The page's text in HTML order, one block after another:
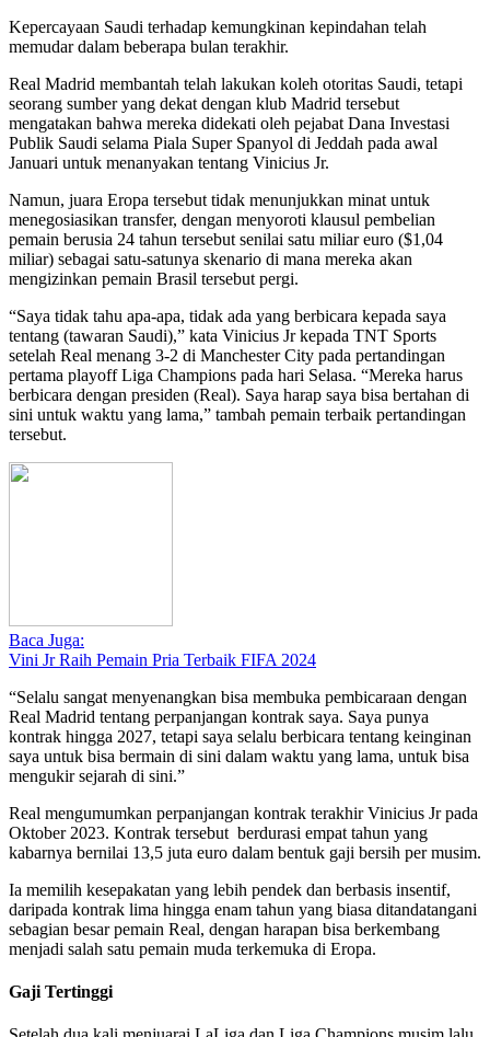
Kepercayaan Saudi terhadap kemungkinan kepindahan telah
memudar dalam beberapa bulan terakhir.
Real Madrid membantah telah lakukan koleh otoritas Saudi, tetapi
seorang sumber yang dekat dengan klub Madrid tersebut
mengatakan bahwa mereka didekati oleh pejabat Dana Investasi
Publik Saudi selama Piala Super Spanyol di Jeddah pada awal
Januari untuk menanyakan tentang Vinicius Jr.
Namun, juara Eropa tersebut tidak menunjukkan minat untuk
menegosiasikan transfer, dengan menyoroti klausul pembelian
pemain berusia 24 tahun tersebut senilai satu miliar euro ($1,04
miliar) sebagai satu-satunya skenario di mana mereka akan
mengizinkan pemain Brasil tersebut pergi.
“Saya tidak tahu apa-apa, tidak ada yang berbicara kepada saya
tentang (tawaran Saudi),” kata Vinicius Jr kepada TNT Sports
setelah Real menang 3-2 di Manchester City pada pertandingan
pertama playoff Liga Champions pada hari Selasa. “Mereka harus
berbicara dengan presiden (Real). Saya harap saya bisa bertahan di
sini untuk waktu yang lama,” tambah pemain terbaik pertandingan
tersebut.
Baca Juga:
Vini Jr Raih Pemain Pria Terbaik FIFA 2024
“Selalu sangat menyenangkan bisa membuka pembicaraan dengan
Real Madrid tentang perpanjangan kontrak saya. Saya punya
kontrak hingga 2027, tetapi saya selalu berbicara tentang keinginan
saya untuk bisa bermain di sini dalam waktu yang lama, untuk bisa
mengukir sejarah di sini.”
Real mengumumkan perpanjangan kontrak terakhir Vinicius Jr pada
Oktober 2023. Kontrak tersebut berdurasi empat tahun yang
kabarnya bernilai 13,5 juta euro dalam bentuk gaji bersih per musim.
Ia memilih kesepakatan yang lebih pendek dan berbasis insentif,
daripada kontrak lima hingga enam tahun yang biasa ditandatangani
sebagian besar pemain Real, dengan harapan bisa berkembang
menjadi salah satu pemain muda terkemuka di Eropa.
Gaji Tertinggi